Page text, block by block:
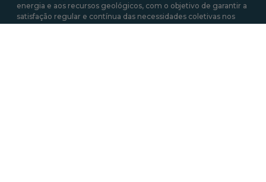
energia e aos recursos geológicos, com o objetivo de garantir a
satisfação regular e contínua das necessidades coletivas nos